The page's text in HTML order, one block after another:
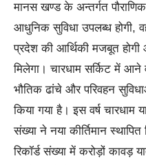
मानस खण्ड के अन्तर्गत
आधुनिक सुविधा उपलब्ध होगी,
प्रदेश की आर्थिकी मजबूत होगी
मिलेगा। चारधाम सर्किट में आने
भौतिक ढांचे और परिवहन
किया गया है। इस वर्ष चारधाम
संख्या ने नया कीर्तिमान
रिकॉर्ड संख्या में करोड़ों कावड़